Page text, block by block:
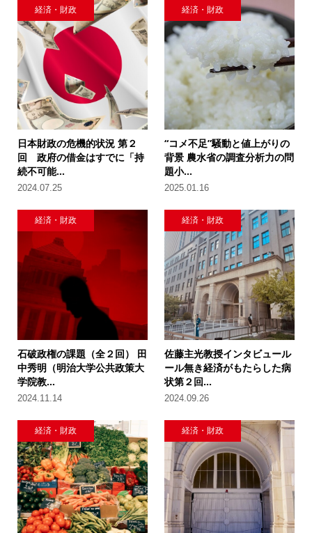
経済・財政
日本財政の危機的状況 第２
回 政府の借金はすでに「持
続不可能...
2024.07.25
経済・財政
“コメ不足”騒動と値上がりの
背景 農水省の調査分析力の問
題小...
2025.01.16
経済・財政
石破政権の課題（全２回） 田
中秀明（明治大学公共政策大
学院教...
2024.11.14
経済・財政
佐藤主光教授インタビュール
ール無き経済がもたらした病
状第２回...
2024.09.26
経済・財政 経済・財政